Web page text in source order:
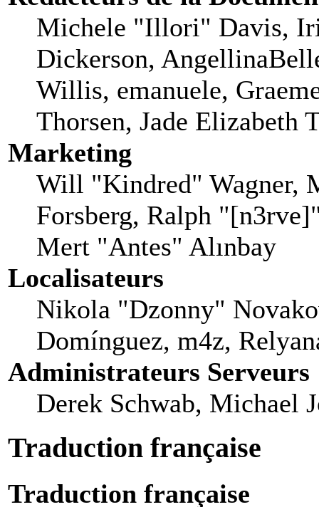
Michele "Illori" Davis,
Dickerson,
Willis, emanuele,
Thorsen, Jade Elizabeth
Marketing
Will "Kindred" Wagner,
Forsberg, Ralph
Mert "Antes" Alınbay
Localisateurs
Nikola "Dzonny"
Domínguez, m4z,
Administrateurs Serveurs
Derek Schwab, Michael
Traduction française
Traduction française